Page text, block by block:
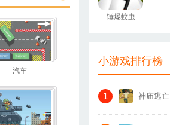
汽车
锤爆蚊虫
小游戏排行榜
1 神庙逃亡